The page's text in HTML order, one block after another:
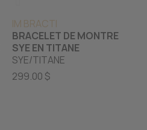
IM BRACTI
BRACELET DE MONTRE
SYE EN TITANE
SYE/TITANE
299.00 $